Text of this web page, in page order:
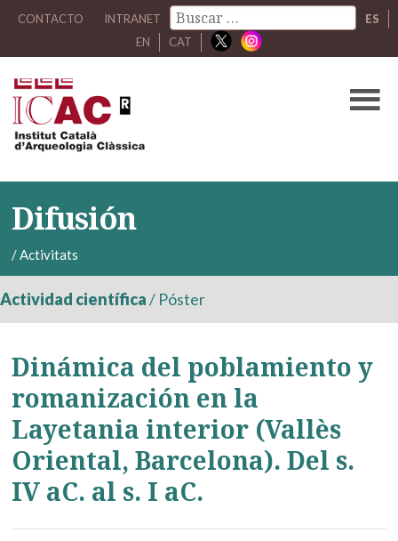
CONTACTO INTRANET
ES
EN
CAT
Difusión
/Activitats
Actividad científica/ Póster
Dinámica del poblamiento y
romanización en la
Layetania interior (Vallès
Oriental, Barcelona). Del s.
IV aC. al s. I aC.